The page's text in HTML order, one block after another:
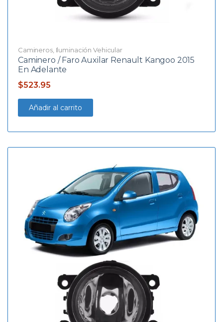
Camineros, Iluminación Vehicular
Caminero / Faro Auxilar Renault Kangoo 2015
En Adelante
$523.95
Añadir al carrito